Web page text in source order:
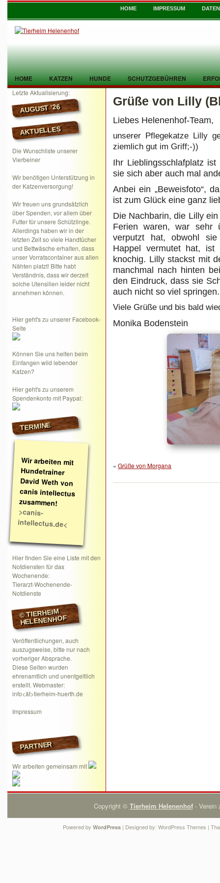
HOME IMPRESSUM
HOME KATZEN HUNDE SCHUTZGEBÜHREN
TIER GEFUNDEN KONTAKT
Letzte Aktualisierung:
AUGUST ’26
AKTUELLES
Die Wunschliste unserer
Vierbeiner
Wir benötigen Unterstützung in
der Katzenversorgung!
Wir freuen uns grundsätzlich
über Spenden, vor allem über
Futter für unsere Schützlinge.
Allerdings haben wir in der
letzten Zeit so viele Handtücher
und Bettwäsche erhalten, dass
unser Vorratscontainer aus allen
Nähten platzt! Bitte habt
Verständnis, dass wir derzeit
solche Utensilien leider nicht
annehmen können.
Hier geht's zu unserer Facebook-
Seite
Können Sie uns helfen beim
Einfangen wild lebender
Katzen?
Hier geht's zu unserem
Spendenkonto mit Paypal:
TERMINE
Wir arbeiten mit
Hundetrainer
David Weth von
canis intellectus
zusammen!
>canis-
intellectus.de<
Hier finden Sie eine Liste mit den
Notdiensten für das
Wochenende:
Tierarzt-Wochenende-
Notdienste
© TIERHEIM
HELENENHOF
Veröffentlichungen, auch
auszugsweise, bitte nur nach
vorheriger Absprache.
Diese Seiten wurden
ehrenamtlich und unentgeltlich
erstellt. Webmaster:
info<ät>tierheim-huerth.de
Impressum
PARTNER
Wir arbeiten gemeinsam mit
Grüße von Lilly
Liebes Helenenhof-Team,
unserer Pflegekatze Lilly
ziemlich gut im Griff;-))
Ihr Lieblingsschlafplatz
sie sich aber auch mal
Anbei ein „Beweisfoto“,
ist zum Glück eine ganz
Die Nachbarin, die Lilly
Ferien waren, war sehr
verputzt hat, obwohl
Happel vermutet hat,
knochig. Lilly stackst mit
manchmal nach hinten
den Eindruck, dass sie
auch nicht so viel springen.
Viele Grüße und bis bald
Monika Bodenstein
« Grüße von Morgana
Copyright © Tierheim Helenenhof- Verein
Powered by WordPress | Designed by: WordPress Themes |